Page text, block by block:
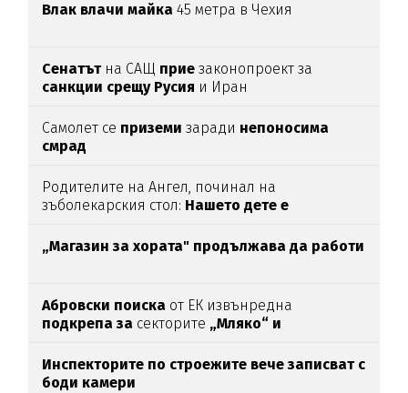
Влак влачи майка 45 метра в Чехия
Сенатътна САЩ прие законопроект за
санкции срещу Русия и Иран
Самолет се приземи заради непоносима
смрад
Родителите на Ангел, починал на
зъболекарския стол: Нашето дете е
антидотътнаупойката
„Магазин за хората" продължава да работи
Абровски поиска от ЕК извънредна
подкрепа за секторите „Мляко“ и
Инспекторите по строежите вече записват с
боди камери